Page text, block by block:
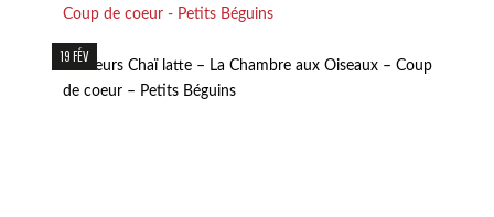
19 FÉV
Meilleurs Chaï latte – La Chambre aux Oiseaux – Coup
de coeur – Petits Béguins